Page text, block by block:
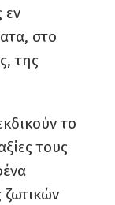
εν
στο
της
το
τους
ζωτικών